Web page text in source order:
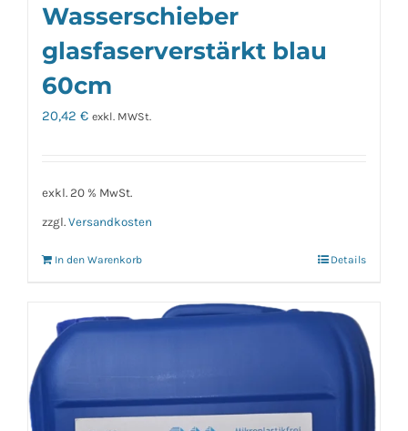
Wasserschieber
glasfaserverstärkt blau
60cm
20,42 € exkl. MWSt.
exkl. 20 % MwSt.
zzgl. Versandkosten
In den Warenkorb Details